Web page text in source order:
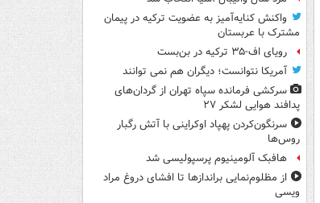
واکنش کنایه‌آمیز به عضویت ترکیه در پیمان
مشترک با عربستان
رویای اف-۳۵ ترکیه در بن‌بست
آمریکا نتوانست؛ دیگران هم نمی توانند
سرکشی فرمانده سپاه تهران از گردان‌های
پدافند هوایی لشکر ۲۷
سرنگون‌کردن پهپاد اوکراینی با آتش رگبار
روس‌ها
هافبک آلومینیوم پرسپولیسی شد
از مظلوم‌نمایی براندازها تا افشای دروغ مراد
ویسی